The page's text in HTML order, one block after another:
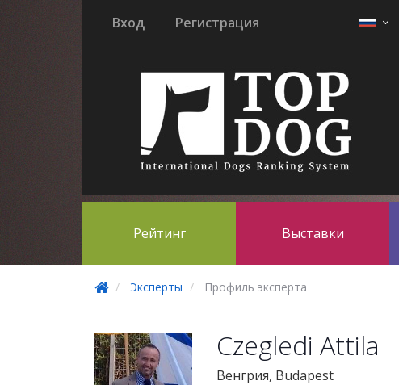
Вход Регистрация
Рейтинг Выставки
Эксперты Профиль эксперта
Czegledi Attila
Венгрия, Budapest